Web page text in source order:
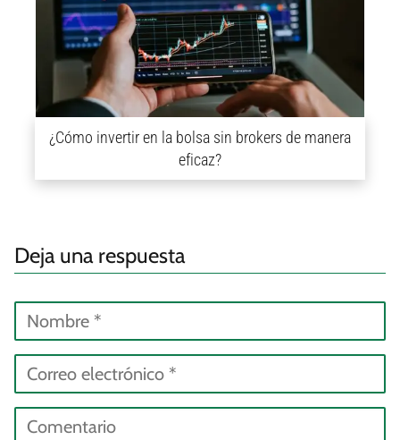
¿Cómo invertir en la bolsa sin brokers de manera
eficaz?
Deja una respuesta